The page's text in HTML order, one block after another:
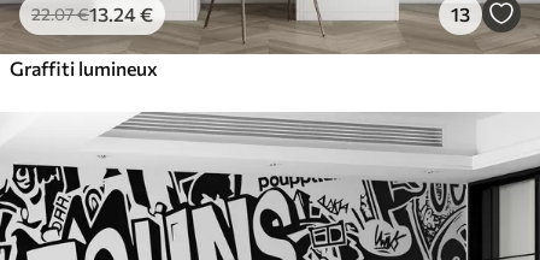
22.07€13 .24€ 13
Graffiti lumineux